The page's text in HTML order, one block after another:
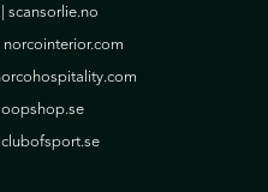
scansorlie.no
norcointerior.com
loopshop.se
clubofsport.se